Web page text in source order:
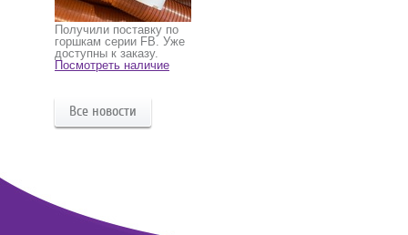
Получили поставку по
горшкам серии FB. Уже
доступны к заказу.
Посмотреть наличие
Все новости